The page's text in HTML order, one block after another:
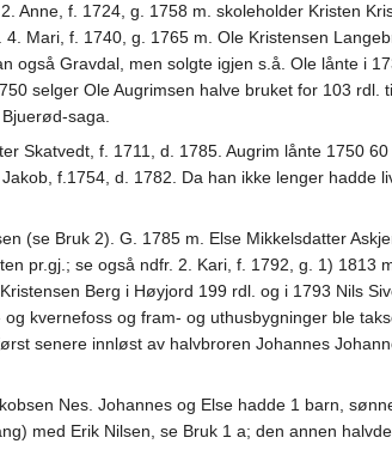
Anne, f. 1724, g. 1758 m. skoleholder Kristen
Mari, f. 1740, g. 1765 m. Ole Kristensen
også Gravdal, men solgte igjen s.å. Ole lånte i
selger Ole Augrimsen halve bruket for 103 rdl.
saga.
Skatvedt, f. 1711, d. 1785. Augrim lånte 1750
f.1754, d. 1782. Da han ikke lenger hadde
(se Bruk 2). G. 1785 m. Else Mikkelsdatter
pr.gj.; se også ndfr. 2. Kari, f. 1792, g. 1) 1813
Berg i Høyjord 199 rdl. og i 1793 Nils
kvernefoss og fram- og uthusbygninger ble
senere innløst av halvbroren Johannes
Nes. Johannes og Else hadde 1 barn,
med Erik Nilsen, se Bruk 1 a; den annen